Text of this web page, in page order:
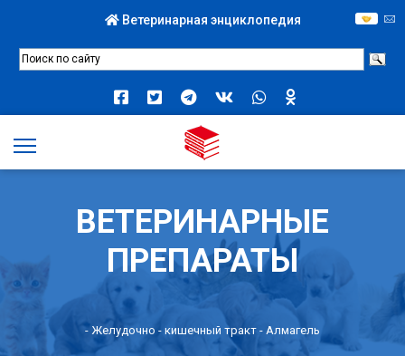
Ветеринарная энциклопедия
ВЕТЕРИНАРНЫЕ
ПРЕПАРАТЫ
- Желудочно - кишечный тракт - Алмагель